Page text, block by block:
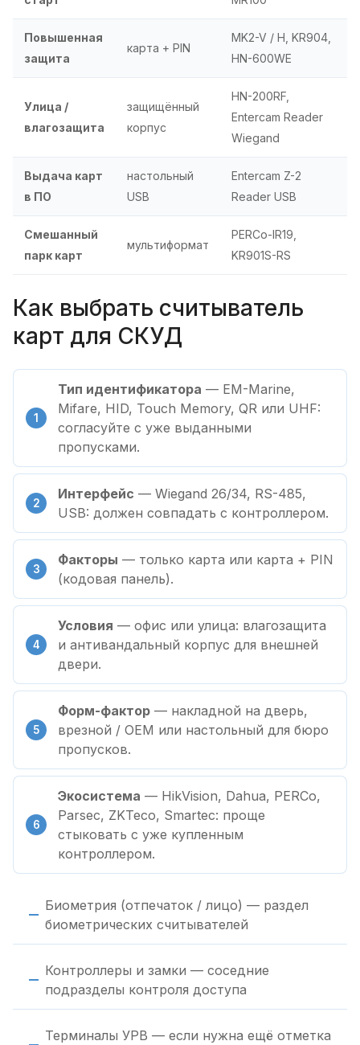
Повышенная
защита
карта + PIN
MK2-V / H, KR904,
HN-600WE
Улица /
влагозащита
защищённый
корпус
HN-200RF,
Entercam Reader
Wiegand
Выдача карт
в ПО
настольный
USB
Entercam Z-2
Reader USB
Смешанный
парк карт
мультиформат
PERCo-IR19,
KR901S-RS
Как выбрать считыватель
карт для СКУД
Тип идентификатора — EM-Marine,
Mifare, HID, Touch Memory, QR или UHF:
согласуйте с уже выданными
пропусками.
Интерфейс — Wiegand 26/34, RS-485,
USB: должен совпадать с контроллером.
Факторы — только карта или карта + PIN
(кодовая панель).
Условия — офис или улица: влагозащита
и антивандальный корпус для внешней
двери.
Форм-фактор — накладной на дверь,
врезной / OEM или настольный для бюро
пропусков.
Экосистема — HikVision, Dahua, PERCo,
Parsec, ZKTeco, Smartec: проще
стыковать с уже купленным
контроллером.
Биометрия (отпечаток / лицо) — раздел
биометрических считывателей
Контроллеры и замки — соседние
подразделы контроля доступа
Терминалы УРВ — если нужна ещё отметка